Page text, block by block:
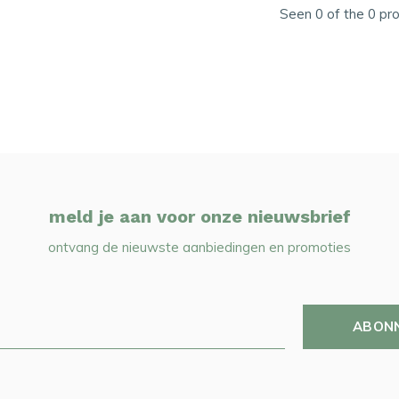
Seen 0 of the 0
meld je aan voor onze nieuwsbrief
ontvang de nieuwste aanbiedingen en promoties